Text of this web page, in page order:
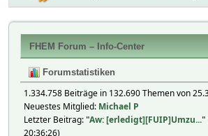
FHEM Forum – Info-Center
Forumstatistiken
1.334.758 Beiträge in 132.690 Themen von
Neuestes Mitglied: Michael P
Letzter Beitrag:"Aw: [erledigt][FUIP]Umzu..."
20:36:26)